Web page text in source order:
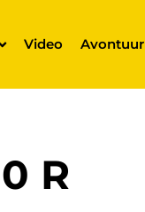
Video Avontuur
R